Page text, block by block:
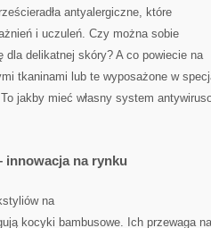
antyalergiczne, które
i uczuleń. Czy można sobie
dla delikatnej skóry? A co powiecie na
tkaninami lub te wyposażone w
jakby mieć własny system
innowacja na rynku
na
kocyki bambusowe. Ich przewaga